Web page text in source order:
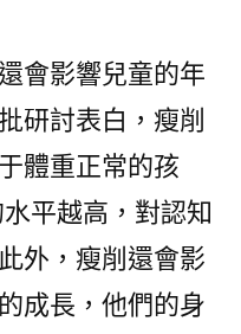
影響兒童的年
研討表白，瘦削
體重正常的孩
水平越高，對認知
外，瘦削還會影
成長，他們的身